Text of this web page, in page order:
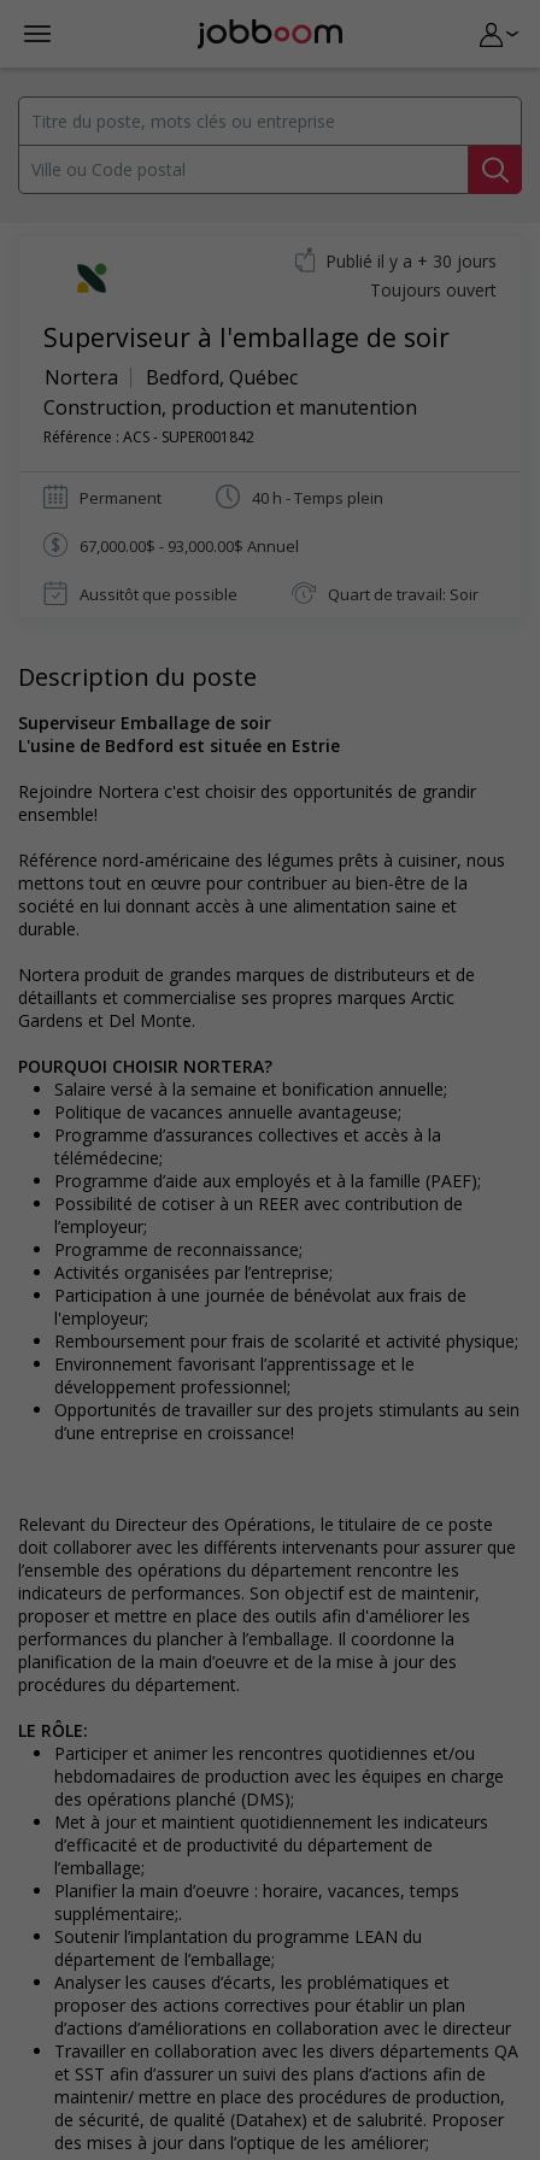
Superviseur à l'emballage de soir
Nortera Bedford, Québec
Construction, production et manutention
Référence : ACS - SUPER001842
Publié il y a + 30 jours
Toujours ouvert
Permanent 40 h - Temps plein
67,000.00$ - 93,000.00$ Annuel
Aussitôt que possible Quart de travail: Soir
Description du poste
Superviseur Emballage de soir
L'usine de Bedford est située en Estrie
Rejoindre Nortera c'est choisir des opportunités de grandir
ensemble!
Référence nord-américaine des légumes prêts à cuisiner, nous
mettons tout en œuvre pour contribuer au bien-être de la
société en lui donnant accès à une alimentation saine et
durable.
Nortera produit de grandes marques de distributeurs et de
détaillants et commercialise ses propres marques Arctic
Gardens et Del Monte.
POURQUOI CHOISIR NORTERA?
Salaire versé à la semaine et bonification annuelle;
Politique de vacances annuelle avantageuse;
Programme d’assurances collectives et accès à la
télémédecine;
Programme d’aide aux employés et à la famille (PAEF);
Possibilité de cotiser à un REER avec contribution de
l’employeur;
Programme de reconnaissance;
Activités organisées par l’entreprise;
Participation à une journée de bénévolat aux frais de
l'employeur;
Remboursement pour frais de scolarité et activité physique;
Environnement favorisant l’apprentissage et le
développement professionnel;
Opportunités de travailler sur des projets stimulants au sein
d’une entreprise en croissance!
Relevant du Directeur des Opérations, le titulaire de ce poste
doit collaborer avec les différents intervenants pour assurer que
l’ensemble des opérations du département rencontre les
indicateurs de performances. Son objectif est de maintenir,
proposer et mettre en place des outils afin d'améliorer les
performances du plancher à l’emballage. Il coordonne la
planification de la main d’oeuvre et de la mise à jour des
procédures du département.
LE RÔLE:
Participer et animer les rencontres quotidiennes et/ou
hebdomadaires de production avec les équipes en charge
des opérations planché (DMS);
Met à jour et maintient quotidiennement les indicateurs
d’efficacité et de productivité du département de
l’emballage;
Planifier la main d’oeuvre : horaire, vacances, temps
supplémentaire;.
Soutenir l’implantation du programme LEAN du
département de l’emballage;
Analyser les causes d’écarts, les problématiques et
proposer des actions correctives pour établir un plan
d’actions d’améliorations en collaboration avec le directeur
Travailler en collaboration avec les divers départements QA
et SST afin d’assurer un suivi des plans d’actions afin de
maintenir/ mettre en place des procédures de production,
de sécurité, de qualité (Datahex) et de salubrité. Proposer
des mises à jour dans l’optique de les améliorer;